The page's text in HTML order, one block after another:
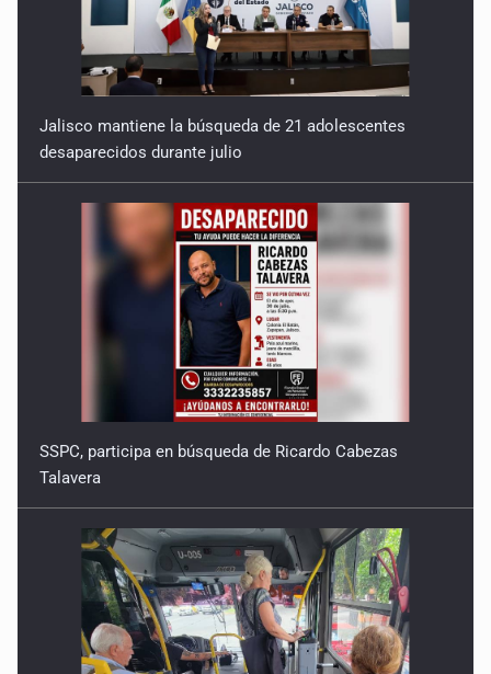
Jalisco mantiene la búsqueda de 21 adolescentes
SSPC, participa en búsqueda de Ricardo Cabezas